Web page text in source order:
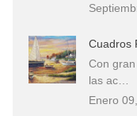
Cuadros
Con
las ac…
Enero